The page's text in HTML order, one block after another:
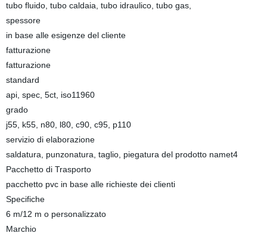
tubo fluido, tubo caldaia, tubo idraulico, tubo gas,
spessore
in base alle esigenze del cliente
fatturazione
fatturazione
standard
api, spec, 5ct, iso11960
grado
j55, k55, n80, l80, c90, c95, p110
servizio di elaborazione
saldatura, punzonatura, taglio, piegatura del prodotto namet4
Pacchetto di Trasporto
pacchetto pvc in base alle richieste dei clienti
Specifiche
6 m/12 m o personalizzato
Marchio